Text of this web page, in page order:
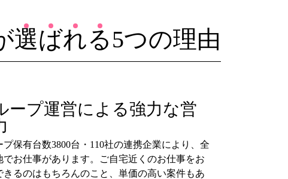
選ばれる5つの理由
ープ運営による強力な営
プ保有台数3800台・110社の連携企業により、全
でお仕事があります。ご自宅近くのお仕事をお
きるのはもちろんのこと、単価の高い案件もあ